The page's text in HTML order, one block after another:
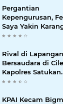
Berduka
Pergantian
Kepengurusan,
Saya Yakin
Taruna Wanakarsa
Kepemimpinan
Entus Jauh
Manfaat
Rival di
Bersaudara di
Kapolres Satukan
Viking dan Jak
Piala Presiden
KPAI Kecam